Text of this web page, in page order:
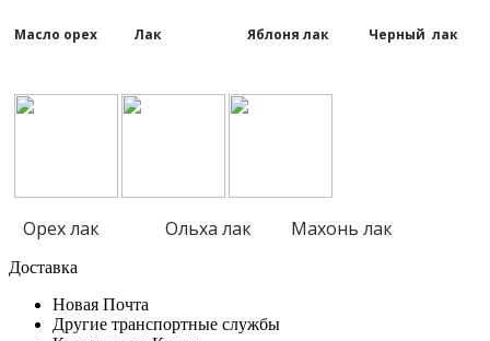
Масло орех Лак Яблоня лак Черный лак
Орех лак Ольха лак Махонь лак
Доставка
Новая Почта
Другие транспортные службы